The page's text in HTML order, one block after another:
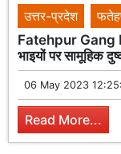
उत्तर-प्रदेश
Fatehpur Gang
भाइयों पर सामूहिक
06 May 2023
Read More...